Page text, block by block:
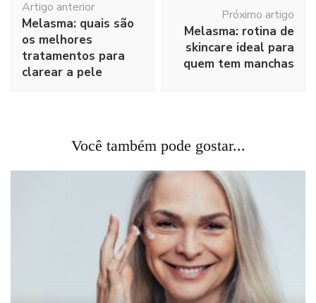
de
post
Artigo anterior
Melasma: quais são
os melhores
tratamentos para
clarear a pele
Próximo artigo
Melasma: rotina de
skincare ideal para
quem tem manchas
Você também pode gostar...